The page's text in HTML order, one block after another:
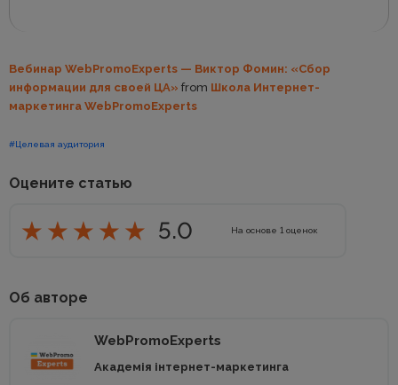
Вебинар WebPromoExperts — Виктор Фомин: «Сбор
информации для своей ЦА» from Школа Интернет-
маркетинга WebPromoExperts
#Целевая аудитория
Оцените статью
5.0 На основе 1 оценок
Об авторе
WebPromoExperts
Академія інтернет-маркетинга